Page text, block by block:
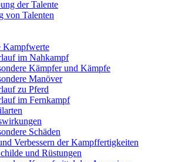
der Talente
von Talenten
Kampfwerte
im Nahkampf
Kämpfer und Kämpfe
Manöver
zu Pferd
im Fernkampf
Schäden
Verbessern der Kampffertigkeiten
und Rüstungen